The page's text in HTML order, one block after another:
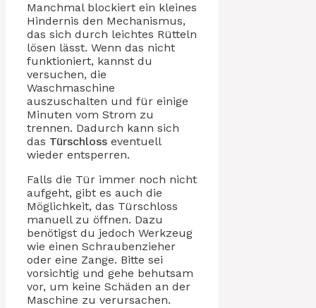
Manchmal blockiert ein kleines
Hindernis den Mechanismus,
das sich durch leichtes Rütteln
lösen lässt. Wenn das nicht
funktioniert, kannst du
versuchen, die
Waschmaschine
auszuschalten und für einige
Minuten vom Strom zu
trennen. Dadurch kann sich
das Türschloss eventuell
wieder entsperren.
Falls die Tür immer noch nicht
aufgeht, gibt es auch die
Möglichkeit, das Türschloss
manuell zu öffnen. Dazu
benötigst du jedoch Werkzeug
wie einen Schraubenzieher
oder eine Zange. Bitte sei
vorsichtig und gehe behutsam
vor, um keine Schäden an der
Maschine zu verursachen.